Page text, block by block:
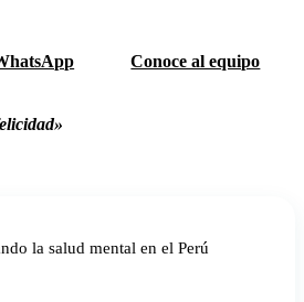
Conoce al equipo
la salud mental en el Perú